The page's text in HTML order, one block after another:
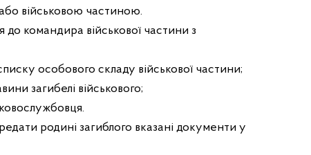
військовою частиною.
до командира військової частини з
особового складу військової частини;
загибелі військового;
родині загиблого вказані документи у